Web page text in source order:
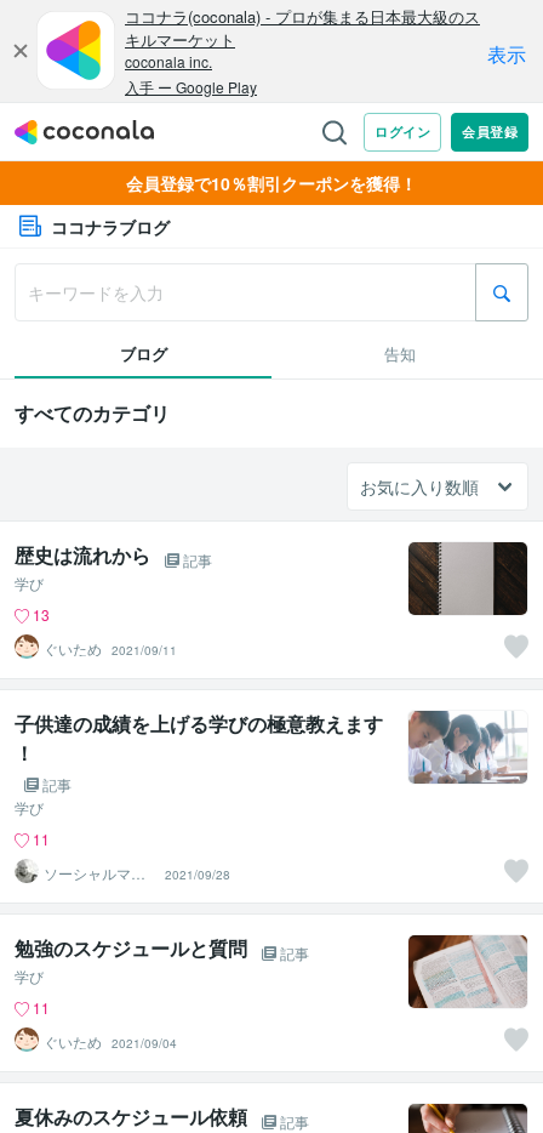
会員登録で10％割引クーポンを獲得！
ココナラブログ
ブログ 告知
すべてのカテゴリ
歴史は流れから
記事
学び
13
ぐいため
2021/09/11
子供達の成績を上げる学びの極意教えます
！
記事
学び
11
ソーシャルマー
ケティングコン
サルタント
2021/09/28
勉強のスケジュールと質問
記事
学び
11
ぐいため
2021/09/04
夏休みのスケジュール依頼
記事